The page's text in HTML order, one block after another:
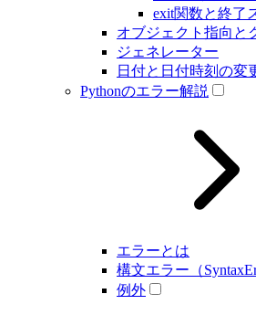
exit関数と終了
オブジェクト指向と
ジェネレーター
日付と日付時刻の変
Pythonのエラー解説
エラーとは
構文エラー（
例外